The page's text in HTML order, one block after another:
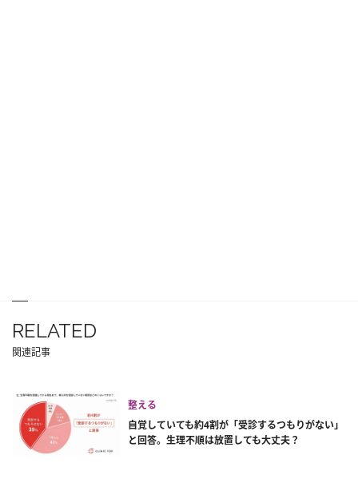
RELATED
関連記事
整える
自覚していても約4割が「受診するつもりがない」
と回答。生理不順は放置しても大丈夫？